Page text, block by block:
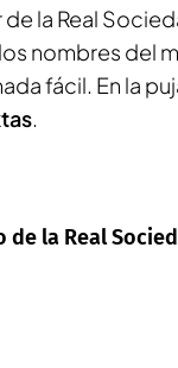
la Real
nombres del
fácil. En la
.
la Real